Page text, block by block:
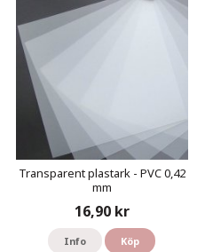
Transparent plastark - PVC 0,42
mm
16,90 kr
Info Köp